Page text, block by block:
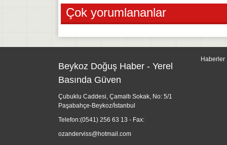
Çok yorumlananlar
Beykoz Doğuş Haber - Yerel
Basında Güven
Çubuklu Caddesi, Çamaltı Sokak, No: 5/1
Paşabahçe-Beykoz/İstanbul
Telefon:(0541) 256 63 13 - Fax:
ozanderviss@hotmail.com
Haberler